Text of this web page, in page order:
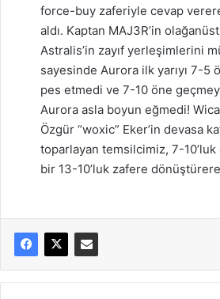
force-buy zaferiyle cevap
aldı. Kaptan MAJ3R’in
Astralis’in zayıf yerleşimlerini
sayesinde Aurora ilk yarıyı 7-5
pes etmedi ve 7-10 öne
Aurora asla boyun eğmedi!
Özgür “woxic” Eker’in devasa
toparlayan temsilcimiz, 7-10’luk
bir 13-10’luk zafere